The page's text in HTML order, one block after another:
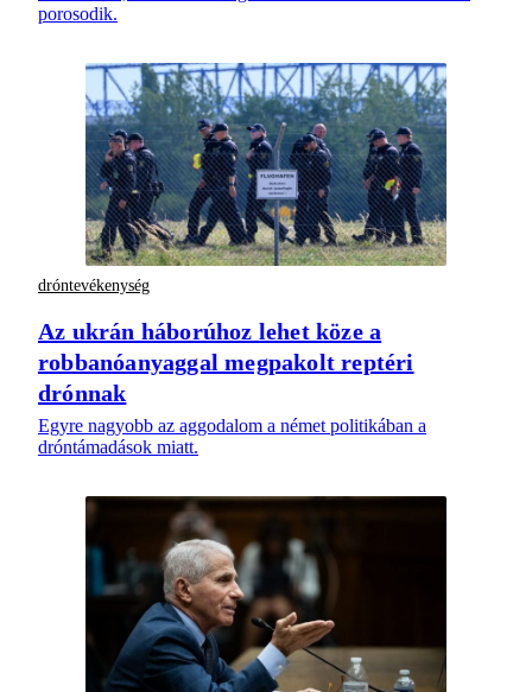
porosodik.
dróntevékenység
Az ukrán háborúhoz lehet köze a
robbanóanyaggal megpakolt reptéri
drónnak
Egyre nagyobb az aggodalom a német politikában a
dróntámadások miatt.